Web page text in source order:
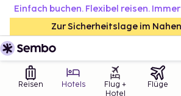
Einfach buchen. Flexibel reisen.
Zur Sicherheitslage im
Reisen Hotels
Flug +
Hotel
Flüge